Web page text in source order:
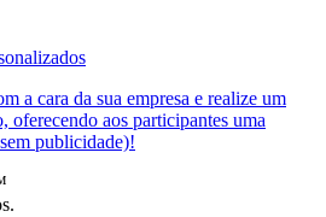
a cara da sua empresa e realize um
oferecendo aos participantes uma
publicidade)!